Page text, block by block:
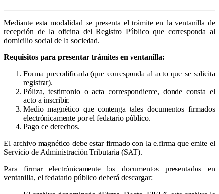
Mediante esta modalidad se presenta el trámite en la ventanilla de
recepción de la oficina del Registro Público que corresponda al
domicilio social de la sociedad.
Requisitos para presentar trámites en ventanilla:
Forma precodificada (que corresponda al acto que se solicita
registrar).
Póliza, testimonio o acta correspondiente, donde consta el
acto a inscribir.
Medio magnético que contenga tales documentos firmados
electrónicamente por el fedatario público.
Pago de derechos.
El archivo magnético debe estar firmado con la e.firma que emite el
Servicio de Administración Tributaria (SAT).
Para firmar electrónicamente los documentos presentados en
ventanilla, el fedatario público deberá descargar: